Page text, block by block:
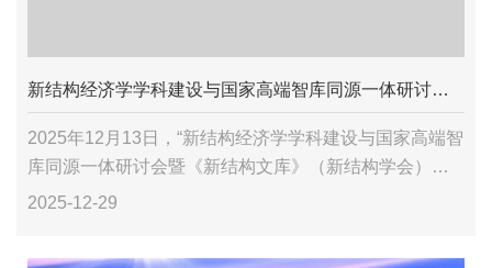
新结构经济学学科建设与国家高端智库同源一体研讨会暨《新结构文库》（新结构学会）启动会与新结构系列教材教学研讨会
2025年12月13日，“新结构经济学学科建设与国家高端智
库同源一体研讨会暨《新结构文库》（新结构学会）启
动会与新结构系列教材教学研讨会”于北京大学朗润园隆
2025-12-29